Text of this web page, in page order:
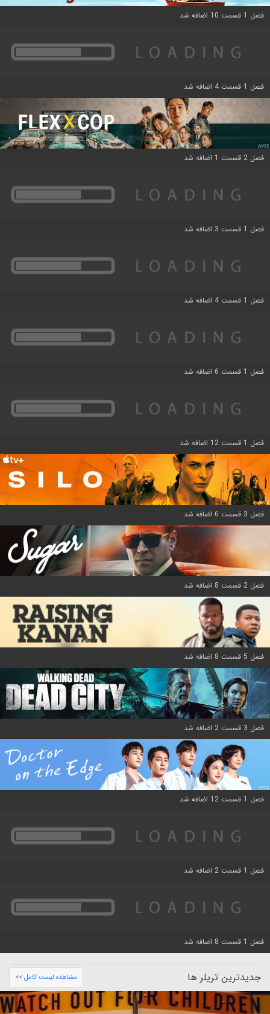
فصل 1 قسمت 10 اضافه شد
فصل 1 قسمت 4 اضافه شد
فصل 2 قسمت 1 اضافه شد
فصل 1 قسمت 3 اضافه شد
فصل 1 قسمت 4 اضافه شد
فصل 1 قسمت 6 اضافه شد
فصل 1 قسمت 12 اضافه شد
فصل 3 قسمت 6 اضافه شد
فصل 2 قسمت 8 اضافه شد
فصل 5 قسمت 8 اضافه شد
فصل 3 قسمت 2 اضافه شد
فصل 1 قسمت 12 اضافه شد
فصل 1 قسمت 2 اضافه شد
فصل 1 قسمت 8 اضافه شد
جدیدترین تریلر ها مشاهده لیست کامل >>